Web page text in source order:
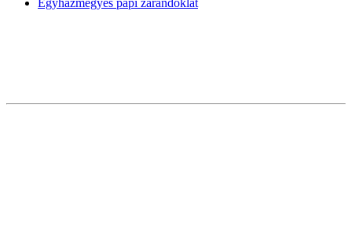
Egyházmegyés papi zarándoklat